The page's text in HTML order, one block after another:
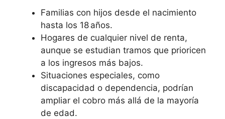
Familias con hijos desde el nacimiento
hasta los 18 años.
Hogares de cualquier nivel de renta,
aunque se estudian tramos que prioricen
a los ingresos más bajos.
Situaciones especiales, como
discapacidad o dependencia, podrían
ampliar el cobro más allá de la mayoría
de edad.